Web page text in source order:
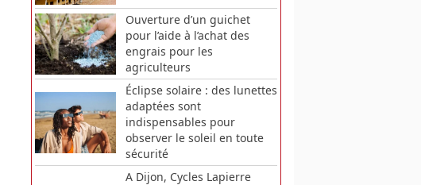
Ouverture d’un guichet
pour l’aide à l’achat des
engrais pour les
agriculteurs
Éclipse solaire : des lunettes
adaptées sont
indispensables pour
observer le soleil en toute
sécurité
A Dijon, Cycles Lapierre